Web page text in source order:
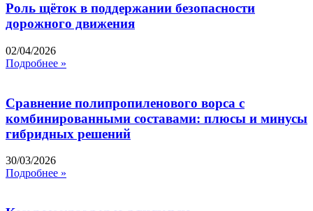
Роль щёток в поддержании безопасности
дорожного движения
02/04/2026
Подробнее »
Сравнение полипропиленового ворса с
комбинированными составами: плюсы и минусы
гибридных решений
30/03/2026
Подробнее »